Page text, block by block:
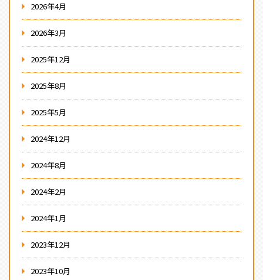
2026年4月
2026年3月
2025年12月
2025年8月
2025年5月
2024年12月
2024年8月
2024年2月
2024年1月
2023年12月
2023年10月